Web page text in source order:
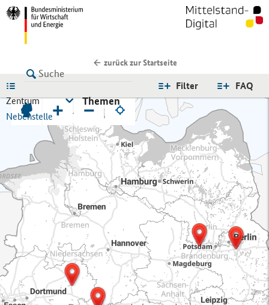
zurück zur Startseite
FAQ
Filter
Zentrum
Nebenstelle
Themen
+ −